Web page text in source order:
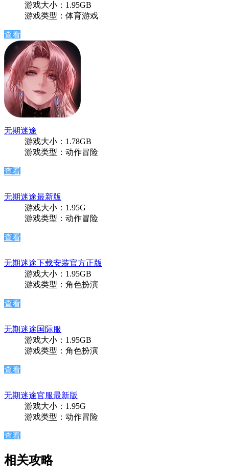
游戏大小：1.95GB
游戏类型：体育游戏
查看
无期迷途
游戏大小：1.78GB
游戏类型：动作冒险
查看
无期迷途最新版
游戏大小：1.95G
游戏类型：动作冒险
查看
无期迷途下载安装官方正版
游戏大小：1.95GB
游戏类型：角色扮演
查看
无期迷途国际服
游戏大小：1.95GB
游戏类型：角色扮演
查看
无期迷途官服最新版
游戏大小：1.95G
游戏类型：动作冒险
查看
相关攻略